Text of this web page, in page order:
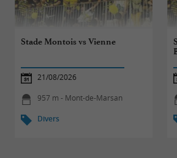
Stade Montois vs Vienne
21/08/2026
957 m - Mont-de-Marsan
Divers